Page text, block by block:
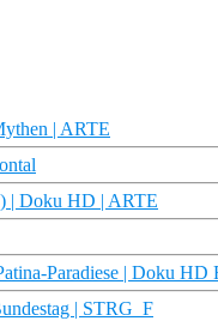
| ARTE
| Doku HD | ARTE
Paradiese | Doku HD
| STRG_F